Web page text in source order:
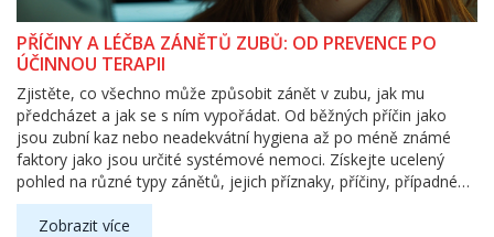
PŘÍČINY A LÉČBA ZÁNĚTŮ ZUBŮ: OD PREVENCE PO
ÚČINNOU TERAPII
Zjistěte, co všechno může způsobit zánět v zubu, jak mu
předcházet a jak se s ním vypořádat. Od běžných příčin jako
jsou zubní kaz nebo neadekvátní hygiena až po méně známé
faktory jako jsou určité systémové nemoci. Získejte ucelený
pohled na různé typy zánětů, jejich příznaky, příčiny, případné
komplikace a nejmodernější metody léčby.
Zobrazit více